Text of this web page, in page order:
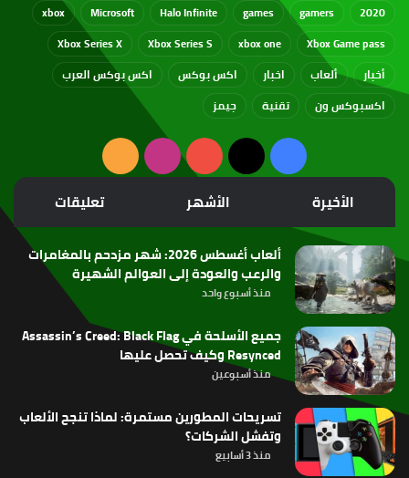
2020
gamers
games
Halo Infinite
Microsoft
xbox
Xbox Game pass
xbox one
Xbox Series S
Xbox Series X
أخبار
ألعاب اخبار اكس بوكس
اكس بوكس العرب
اكسبوكس ون
تقنية جيمز
فيسبوك
‫X
‫YouTubeانستقرامملخص
الموقع
RSS
الأخيرة الأشهر تعليقات
ألعاب أغسطس 2026: شهر مزدحم بالمغامرات
والرعب والعودة إلى العوالم الشهيرة
منذ أسبوع واحد
جميع الأسلحة في Assassin’s Creed: Black Flag
Resynced وكيف تحصل عليها
منذ أسبوعين
تسريحات المطورين مستمرة: لماذا تنجح الألعاب
وتفشل الشركات؟
منذ 3 أسابيع